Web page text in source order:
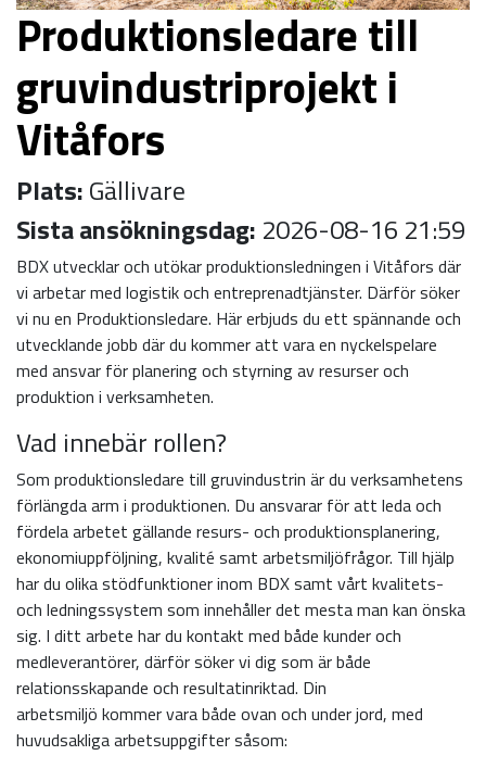
Produktionsledare till
gruvindustriprojekt i
Vitåfors
Plats:Gällivare
Sista ansökningsdag: 2026-08-16 21:59
BDX utvecklar och utökar produktionsledningen i Vitåfors där
vi arbetar med logistik och entreprenadtjänster. Därför söker
vi nu en Produktionsledare. Här erbjuds du ett spännande och
utvecklande jobb där du kommer att vara en nyckelspelare
med ansvar för planering och styrning av resurser och
produktion i verksamheten.
Vad innebär rollen?
Som produktionsledare till gruvindustrin är du verksamhetens
förlängda arm i produktionen. Du ansvarar för att leda och
fördela arbetet gällande resurs- och produktionsplanering,
ekonomiuppföljning, kvalité samt arbetsmiljöfrågor. Till hjälp
har du olika stödfunktioner inom BDX samt vårt kvalitets-
och ledningssystem som innehåller det mesta man kan önska
sig. I ditt arbete har du kontakt med både kunder och
medleverantörer, därför söker vi dig som är både
relationsskapande och resultatinriktad. Din
arbetsmiljö kommer vara både ovan och under jord, med
huvudsakliga arbetsuppgifter såsom: